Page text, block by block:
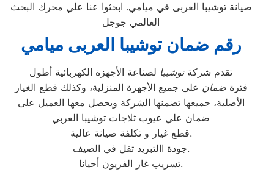
صيانة توشيبا العربى في ميامي. ابحثوا عنا علي محرك البحث
العالمي جوجل
رقم ضمان توشيبا العربى ميامي
تقدم شركةتوشيبا لصناعة الأجهزة الكهربائية أطول
فترةضمان على جميع الأجهزة المنزلية، وكذلك قطع الغيار
الأصلية، جميعها تضمنها الشركة ويحصل معها العميل على
ضمان علي عيوب ثلاجات توشيبا العربي
قطع غيار و تكلفة صيانة عالية.
جودة االتبريد تقل في الصيف.
تسريب غاز الفريون أحيانا.